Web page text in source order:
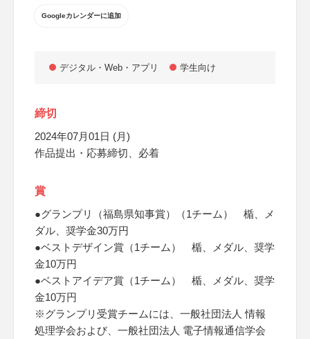
Googleカレンダーに追加
デジタル・Web・アプリ 学生向け
締切
2024年07月01日 (月)
作品提出・応募締切、必着
賞
●グランプリ（福島県知事賞）（1チーム） 楯、メ
ダル、奨学金30万円
●ベストデザイン賞（1チーム） 楯、メダル、奨学
金10万円
●ベストアイデア賞（1チーム） 楯、メダル、奨学
金10万円
※グランプリ受賞チームには、一般社団法人 情報
処理学会および、一般社団法人 電子情報通信学会